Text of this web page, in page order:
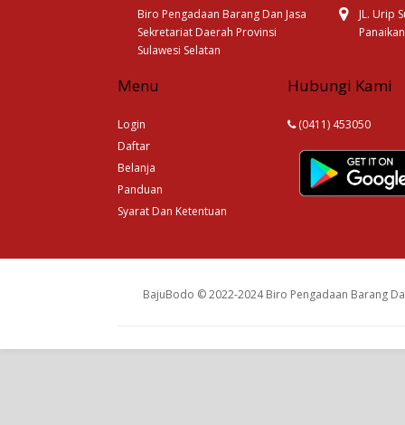
Biro Pengadaan Barang Dan Jasa
Sekretariat Daerah Provinsi
Sulawesi Selatan
JL. Urip
Menu
Login
Daftar
Belanja
Panduan
Syarat Dan Ketentuan
Hubungi Kami
(0411) 453050
BajuBodo © 2022-2024 Biro Pengadaan Barang